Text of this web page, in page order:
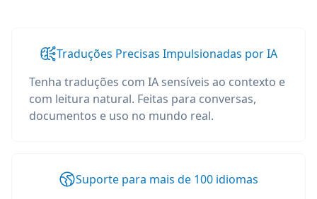
Traduções Precisas Impulsionadas por IA
Tenha traduções com IA sensíveis ao contexto e
com leitura natural. Feitas para conversas,
documentos e uso no mundo real.
Suporte para mais de 100 idiomas